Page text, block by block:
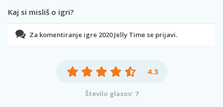
Kaj si misliš o igri?
Za komentiranje igre 2020 Jelly Time se prijavi.
4.3
Število glasov: 7